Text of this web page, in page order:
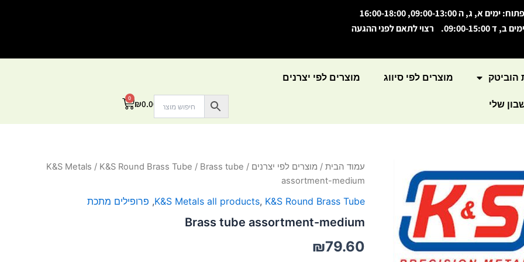
פתוח: ימים א, ג, ה 09:00-13:00, 16:00-18:00
ימים ב, ד 09:00-15:00. רצוי לתאם לפני ההגעה
הוביטק מוצרים לפי סיווג מוצרים לפי יצרנים
שלי ₪0.00
0
עגלת
עמוד הבית / מוצרים לפי יצרנים /
K&S Metals / K&S Round Brass Tube / Brass tube
assortment-medium
K&S Metals all products, K&S Round Brass Tube
, פרופילים מתכת
Brass tube assortment-medium
₪79.60
כמות
tube
medium